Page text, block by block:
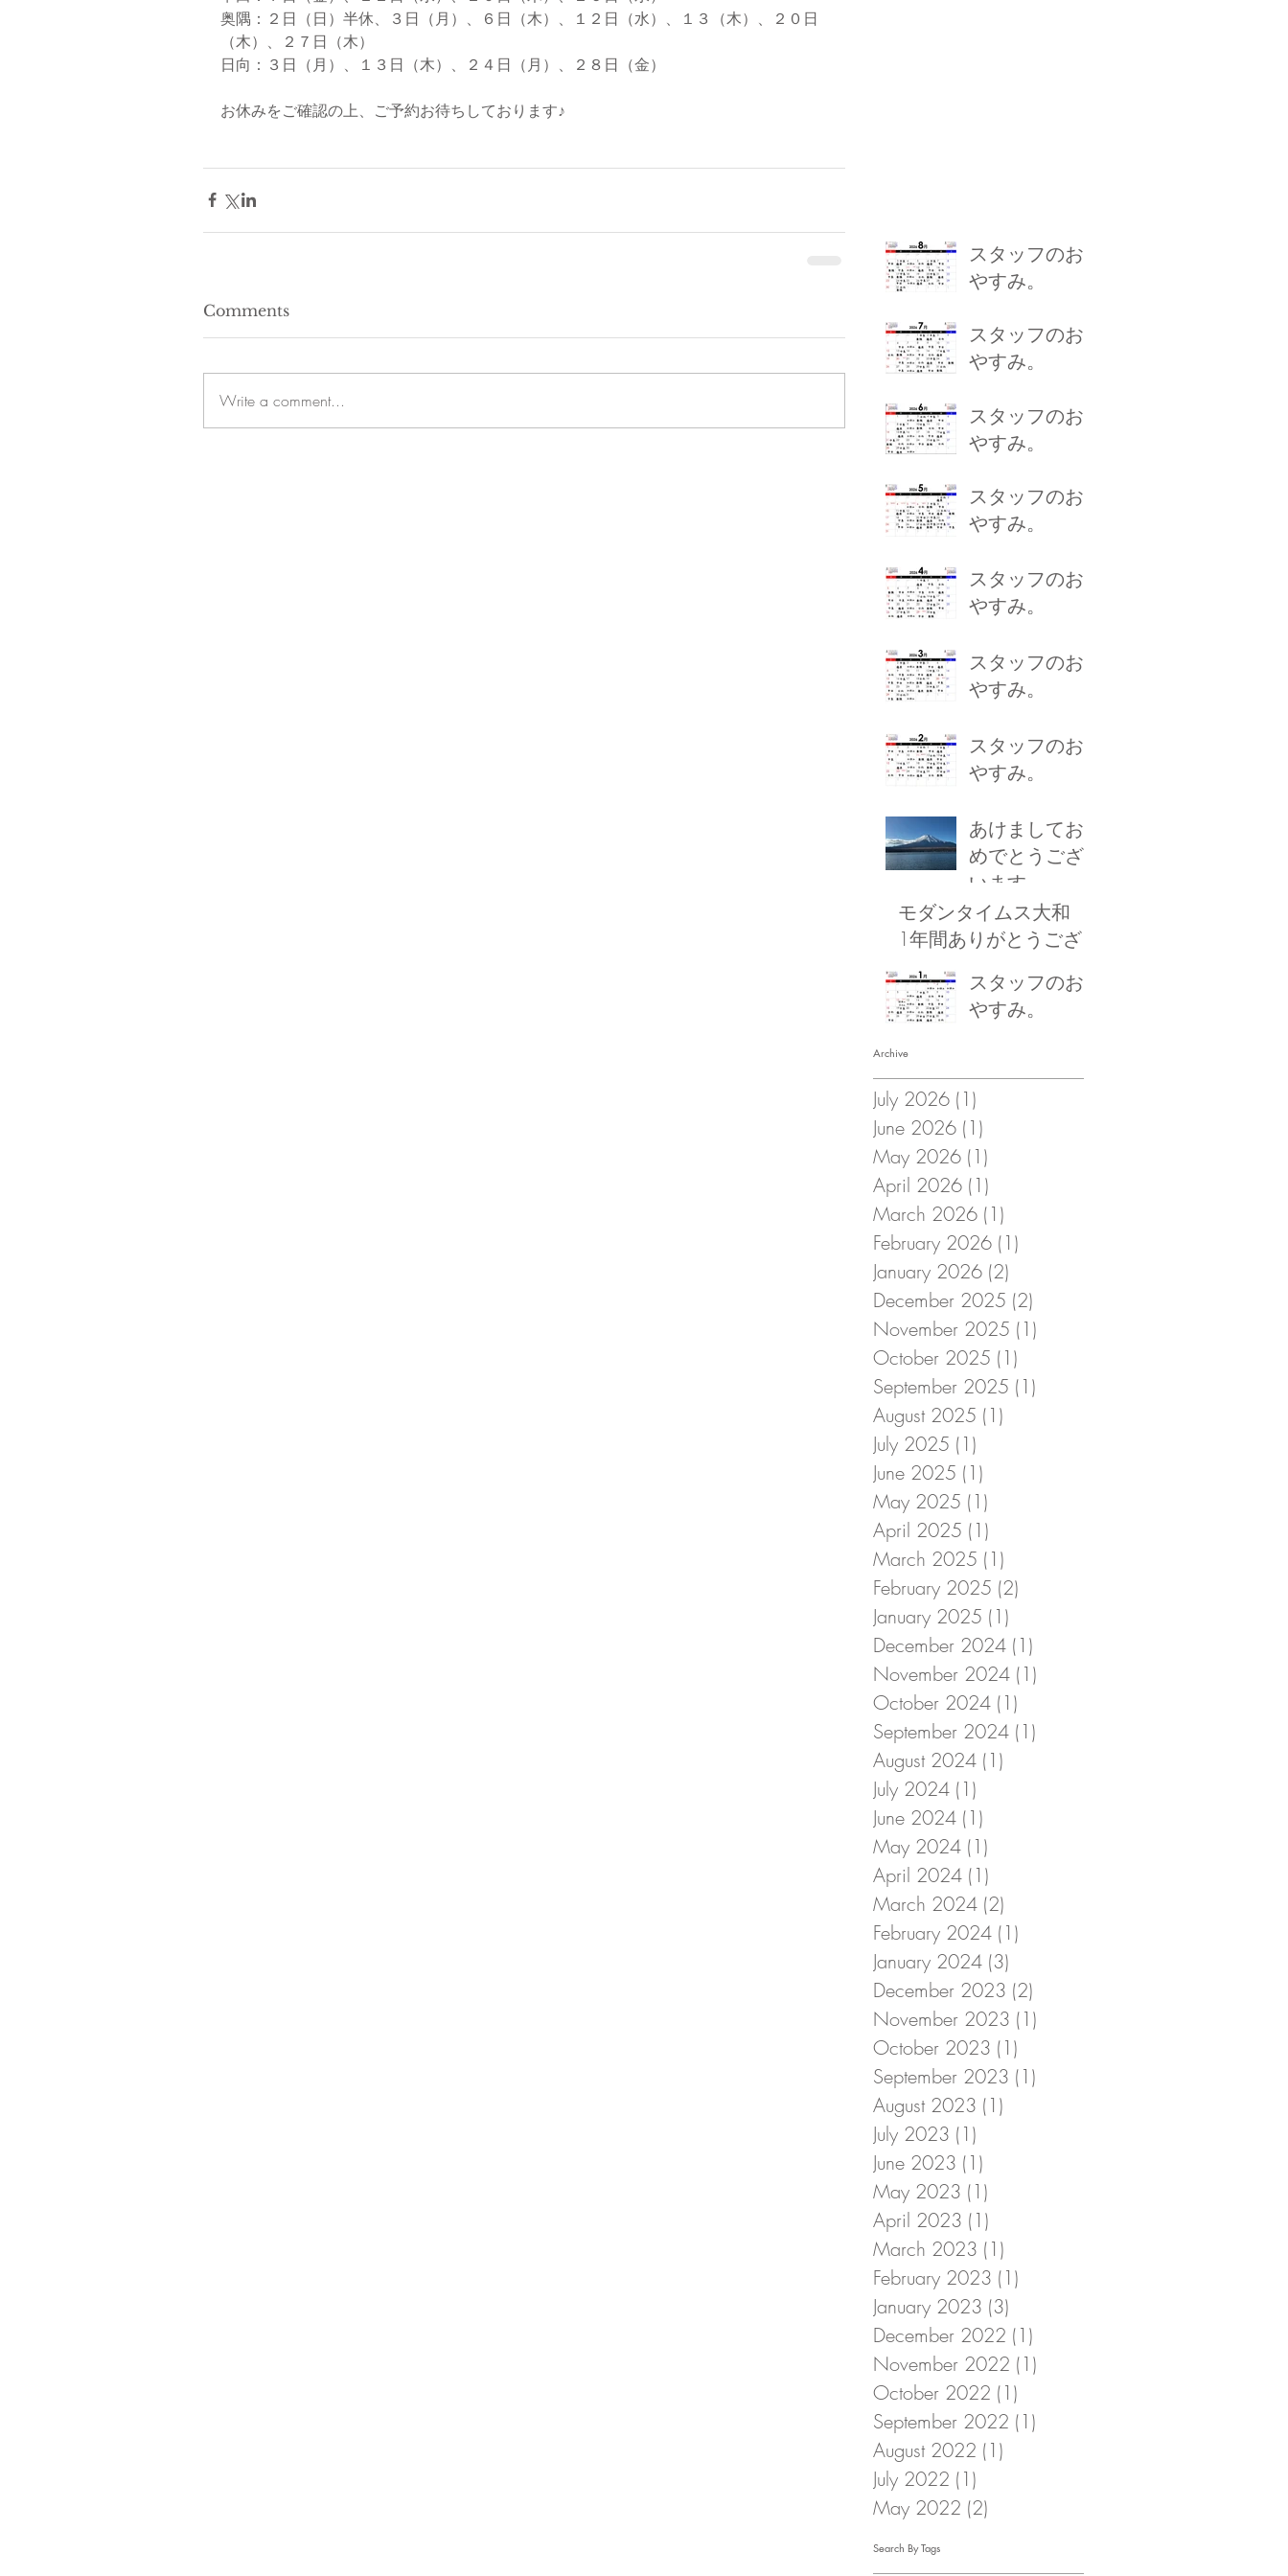
奥隅：２日（日）半休、３日（月）、６日（木）、１２日（水）、１３（木）、２０日
（木）、２７日（木）
日向：３日（月）、１３日（木）、２４日（月）、２８日（金）
お休みをご確認の上、ご予約お待ちしております♪
Comments
Write a comment...
スタッフのお
やすみ。
スタッフのお
やすみ。
スタッフのお
やすみ。
スタッフのお
やすみ。
スタッフのお
やすみ。
スタッフのお
やすみ。
スタッフのお
やすみ。
あけましてお
めでとうござ
います
モダンタイムス大和
1年間ありがとうござ
いました！
スタッフのお
やすみ。
Archive
July 2026 (1)
June 2026 (1)
May 2026 (1)
April 2026 (1)
March 2026 (1)
February 2026 (1)
January 2026 (2)
December 2025 (2)
November 2025 (1)
October 2025 (1)
September 2025 (1)
August 2025 (1)
July 2025 (1)
June 2025 (1)
May 2025 (1)
April 2025 (1)
March 2025 (1)
February 2025 (2)
January 2025 (1)
December 2024 (1)
November 2024 (1)
October 2024 (1)
September 2024 (1)
August 2024 (1)
July 2024 (1)
June 2024 (1)
May 2024 (1)
April 2024 (1)
March 2024 (2)
February 2024 (1)
January 2024 (3)
December 2023 (2)
November 2023 (1)
October 2023 (1)
September 2023 (1)
August 2023 (1)
July 2023 (1)
June 2023 (1)
May 2023 (1)
April 2023 (1)
March 2023 (1)
February 2023 (1)
January 2023 (3)
December 2022 (1)
November 2022 (1)
October 2022 (1)
September 2022 (1)
August 2022 (1)
July 2022 (1)
May 2022 (2)
Search By Tags